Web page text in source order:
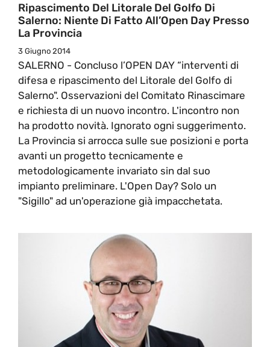
Ripascimento Del Litorale Del Golfo Di
Salerno: Niente Di Fatto All’Open Day Presso
La Provincia
3 Giugno 2014
SALERNO - Concluso l’OPEN DAY “interventi di
difesa e ripascimento del Litorale del Golfo di
Salerno". Osservazioni del Comitato Rinascimare
e richiesta di un nuovo incontro. L'incontro non
ha prodotto novità. Ignorato ogni suggerimento.
La Provincia si arrocca sulle sue posizioni e porta
avanti un progetto tecnicamente e
metodologicamente invariato sin dal suo
impianto preliminare. L'Open Day? Solo un
"Sigillo" ad un'operazione già impacchetata.